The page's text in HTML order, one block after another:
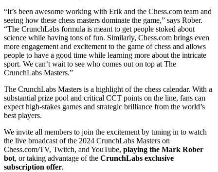
“It’s been awesome working with Erik and the Chess.com team and
seeing how these chess masters dominate the game,” says Rober.
“The CrunchLabs formula is meant to get people stoked about
science while having tons of fun. Similarly, Chess.com brings even
more engagement and excitement to the game of chess and allows
people to have a good time while learning more about the intricate
sport. We can’t wait to see who comes out on top at The
CrunchLabs Masters.”
The CrunchLabs Masters is a highlight of the chess calendar. With a
substantial prize pool and critical CCT points on the line, fans can
expect high-stakes games and strategic brilliance from the world’s
best players.
We invite all members to join the excitement by tuning in to watch
the live broadcast of the 2024 CrunchLabs Masters on
Chess.com/TV, Twitch, and YouTube, playing the Mark Rober
bot, or taking advantage of the CrunchLabs exclusive
subscription offer.